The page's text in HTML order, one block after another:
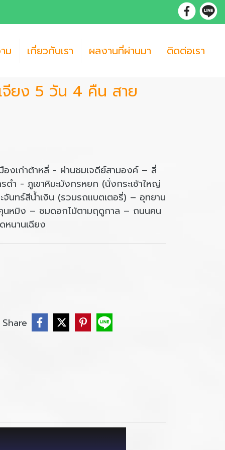
ม เกี่ยวกับเรา ผลงานที่ผ่านมา ติดต่อเรา
ยง 5 วัน 4 คืน สาย
งเก่าต้าหลี่ - ผ่านชมเจดีย์สามองค์ – ลี่
ำ - ภูเขาหิมะมังกรหยก (นั่งกระเช้าใหญ่
นทร์สีน้ำเงิน (รวมรถแบตเตอรี่) – อุทยาน
หมิง – ชมดอกไม้ตามฤดูกาล – ถนนคน
นานเฉียง
Share